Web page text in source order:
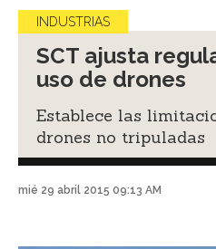
INDUSTRIAS
SCT ajusta
uso de drones
Establece las
drones no tripuladas
mié 29 abril 2015 09:13 AM